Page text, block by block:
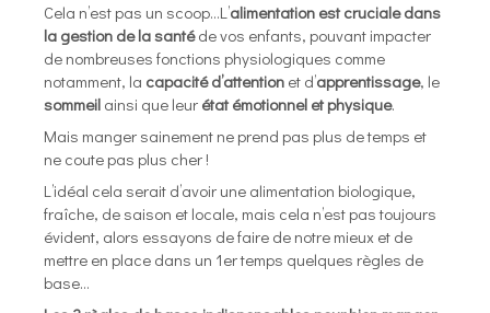
Cela n’est pas un scoop…L’alimentation est cruciale dans
la gestion de la santéde vos enfants, pouvant impacter
de nombreuses fonctions physiologiques comme
notamment, la capacité d’attention et d’apprentissage, le
sommeil ainsi que leur état émotionnel et physique.
Mais manger sainement ne prend pas plus de temps et
ne coute pas plus cher !
L’idéal cela serait d’avoir une alimentation biologique,
fraîche, de saison et locale, mais cela n’est pas toujours
évident, alors essayons de faire de notre mieux et de
mettre en place dans un 1er temps quelques règles de
base…